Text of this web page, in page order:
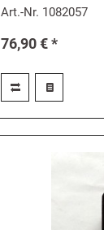
Art.-Nr. 1082057
76,90 € *